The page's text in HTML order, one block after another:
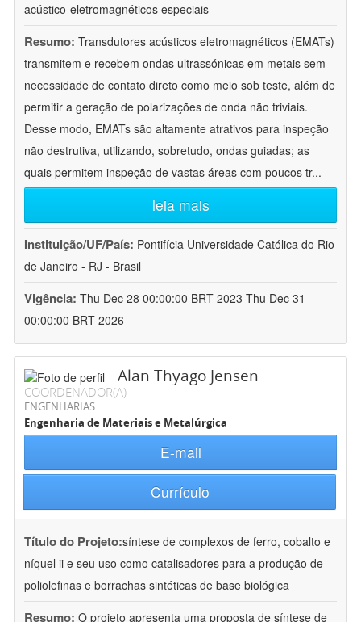
acústico-eletromagnéticos especiais
Resumo: Transdutores acústicos eletromagnéticos (EMATs)
transmitem e recebem ondas ultrassónicas em metais sem
necessidade de contato direto como meio sob teste, além de
permitir a geração de polarizações de onda não triviais.
Desse modo, EMATs são altamente atrativos para inspeção
não destrutiva, utilizando, sobretudo, ondas guiadas; as
quais permitem inspeção de vastas áreas com poucos tr...
leia mais
Instituição/UF/País: Pontifícia Universidade Católica do Rio
de Janeiro - RJ - Brasil
Vigência: Thu Dec 28 00:00:00 BRT 2023-Thu Dec 31
00:00:00 BRT 2026
Alan Thyago Jensen
COORDENADOR(A)
ENGENHARIAS
Engenharia de Materiais e Metalúrgica
E-mail
Currículo
Título do Projeto:síntese de complexos de ferro, cobalto e
níquel ii e seu uso como catalisadores para a produção de
poliolefinas e borrachas sintéticas de base biológica
Resumo: O projeto apresenta uma proposta de síntese de